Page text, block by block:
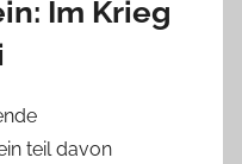
Im Krieg
teil davon